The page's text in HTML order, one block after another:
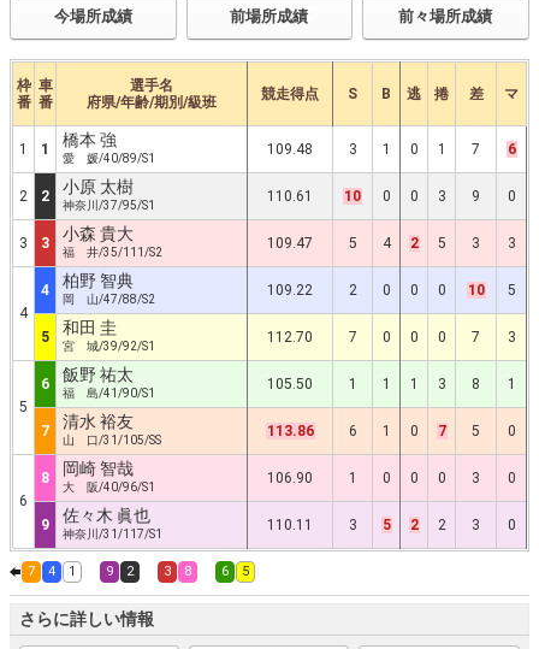
今場所成績 前場所成績 前々場所成績
枠
番
車
番
選手名
府県/年齢/期別/級班
競走得点 S B 逃 捲 差 マ
1 1 橋本 強
愛 媛/40/89/S1
109.48 3 1 0 1 7 6
2 2 小原 太樹
神奈川/37/95/S1
110.61 10 0 0 3 9 0
3 3 小森 貴大
福 井/35/111/S2
109.47 5 4 2 5 3 3
4
4 柏野 智典
岡 山/47/88/S2
109.22 2 0 0 0 10 5
5 和田 圭
宮 城/39/92/S1
112.70 7 0 0 0 7 3
5
6 飯野 祐太
福 島/41/90/S1
105.50 1 1 1 3 8 1
7 清水 裕友
山 口/31/105/SS
113.86 6 1 0 7 5 0
6
8 岡崎 智哉
大 阪/40/96/S1
106.90 1 0 0 0 3 0
9 佐々木 眞也
神奈川/31/117/S1
110.11 3 5 2 2 3 0
7 4 1 9 2 3 8 6 5
さらに詳しい情報